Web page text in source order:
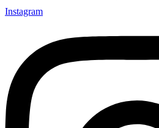
Instagram